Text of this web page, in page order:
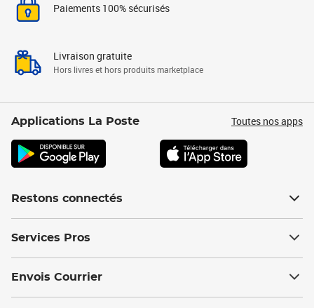
Paiements 100% sécurisés
Livraison gratuite
Hors livres et hors produits marketplace
Applications La Poste Toutes nos apps
Restons connectés
Services Pros
Envois Courrier